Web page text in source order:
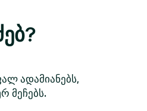
ადამიანებს,
მეჩებს.